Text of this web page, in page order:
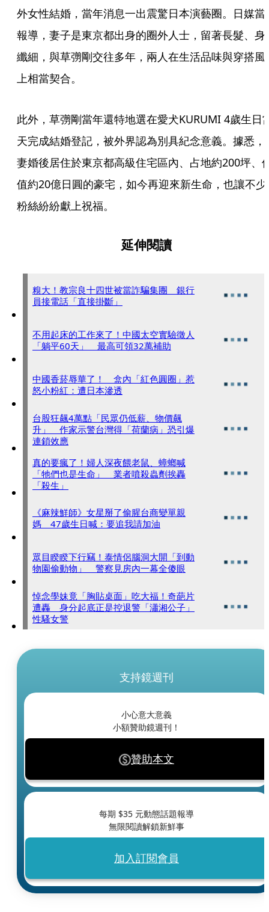
外女性結婚，當年消息一出震驚日本演藝圈。日媒當
報導，妻子是東京都出身的圈外人士，留著長髮、身
纖細，與草彅剛交往多年，兩人在生活品味與穿搭風
上相當契合。
此外，草彅剛當年還特地選在愛犬KURUMI 4歲生日
天完成結婚登記，被外界認為別具紀念意義。據悉，
妻婚後居住於東京都高級住宅區內、占地約200坪、
值約20億日圓的豪宅，如今再迎來新生命，也讓不少
粉絲紛紛獻上祝福。
延伸閱讀
糗大！教宗良十四世被當詐騙集團 銀行
員接電話「直接掛斷」
不用起床的工作來了！中國太空實驗徵人
「躺平60天」 最高可領32萬補助
中國香菸辱華了！ 盒內「紅色圓圈」惹
怒小粉紅：遭日本滲透
台股狂飆4萬點「民眾仍低薪、物價飆
升」 作家示警台灣得「荷蘭病」恐引爆
連鎖效應
真的要瘋了！婦人深夜餵老鼠、蟑螂喊
「牠們也是生命」 業者噴殺蟲劑挨轟
「殺生」
《麻辣鮮師》女星掰了偷腥台商變單親
媽 47歲生日喊：要追我請加油
眾目睽睽下行竊！泰情侶腦洞大開「到動
物園偷動物」 警察見房內一幕全傻眼
悼念學妹竟「胸貼桌面」吃大福！奇葩片
遭轟 身分起底正是控退警「瀟湘公子」
性騷女警
支持鏡週刊
小心意大意義
小額贊助鏡週刊！
贊助本文
每期 $35 元動態話題報導
無限閱讀解鎖新鮮事
加入訂閱會員